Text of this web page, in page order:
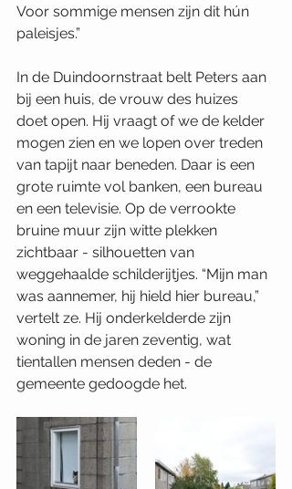
Voor sommige mensen zijn dit hún
paleisjes.”
In de Duindoornstraat belt Peters aan
bij een huis, de vrouw des huizes
doet open. Hij vraagt of we de kelder
mogen zien en we lopen over treden
van tapijt naar beneden. Daar is een
grote ruimte vol banken, een bureau
en een televisie. Op de verrookte
bruine muur zijn witte plekken
zichtbaar - silhouetten van
weggehaalde schilderijtjes. “Mijn man
was aannemer, hij hield hier bureau,”
vertelt ze. Hij onderkelderde zijn
woning in de jaren zeventig, wat
tientallen mensen deden - de
gemeente gedoogde het.